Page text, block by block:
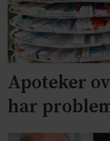
Apoteker
har